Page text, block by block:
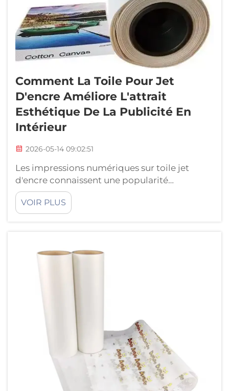
Comment La Toile Pour Jet
D'encre Améliore L'attrait
Esthétique De La Publicité En
Intérieur
2026-05-14 09:02:51
Les impressions numériques sur toile jet
d'encre connaissent une popularité
croissante auprès des entreprises et des
particuliers nécessitant de la publicité en
intérieur. Elles dynamisent une pièce et
spécialisée dans la fabrication de toiles jet
d'encre haut de gamme...
VOIR PLUS